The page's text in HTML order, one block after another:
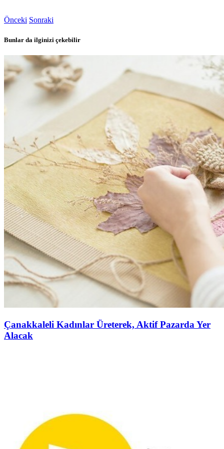
Önceki Sonraki
Bunlar da ilginizi çekebilir
Çanakkaleli Kadınlar Üreterek, Aktif Pazarda Yer
Alacak